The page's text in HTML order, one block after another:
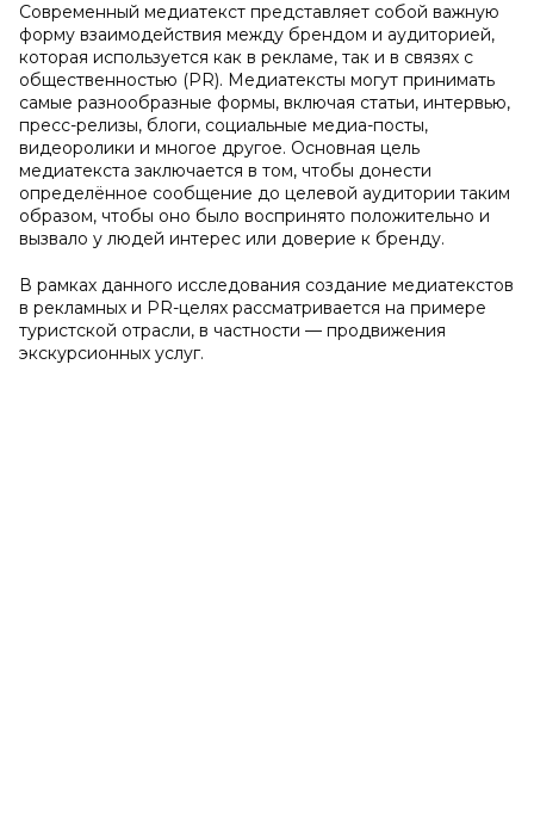
Современный медиатекст представляет собой важную
форму взаимодействия между брендом и аудиторией,
которая используется как в рекламе, так и в связях с
общественностью (PR). Медиатексты могут принимать
самые разнообразные формы, включая статьи, интервью,
пресс-релизы, блоги, социальные медиа-посты,
видеоролики и многое другое. Основная цель
медиатекста заключается в том, чтобы донести
определённое сообщение до целевой аудитории таким
образом, чтобы оно было воспринято положительно и
вызвало у людей интерес или доверие к бренду.
В рамках данного исследования создание медиатекстов
в рекламных и PR-целях рассматривается на примере
туристской отрасли, в частности — продвижения
экскурсионных услуг.